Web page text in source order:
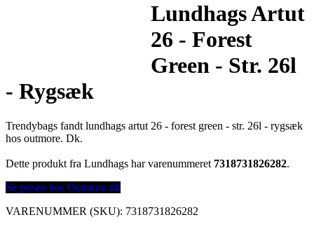
Lundhags Artut
26 - Forest
Green - Str. 26l
- Rygsæk
Trendybags fandt lundhags artut 26 - forest green - str. 26l - rygsæk
hos outmore. Dk.
Dette produkt fra Lundhags har varenummeret 7318731826282.
Se prisen hos Outmore.dk
VARENUMMER (SKU): 7318731826282